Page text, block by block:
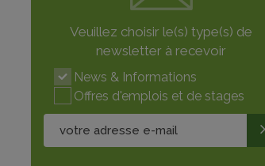
Veuillez choisir le(s) type(s) de
newsletter à recevoir
News & Informations
Offres d'emplois et de stages